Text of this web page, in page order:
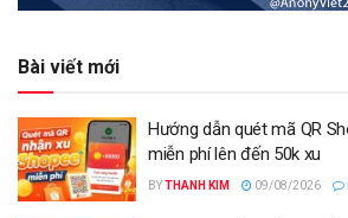
Bài viết mới
Hướng dẫn quét mã QR
miễn phí lên đến 50k xu
BYTHANH KIM 09/08/2026